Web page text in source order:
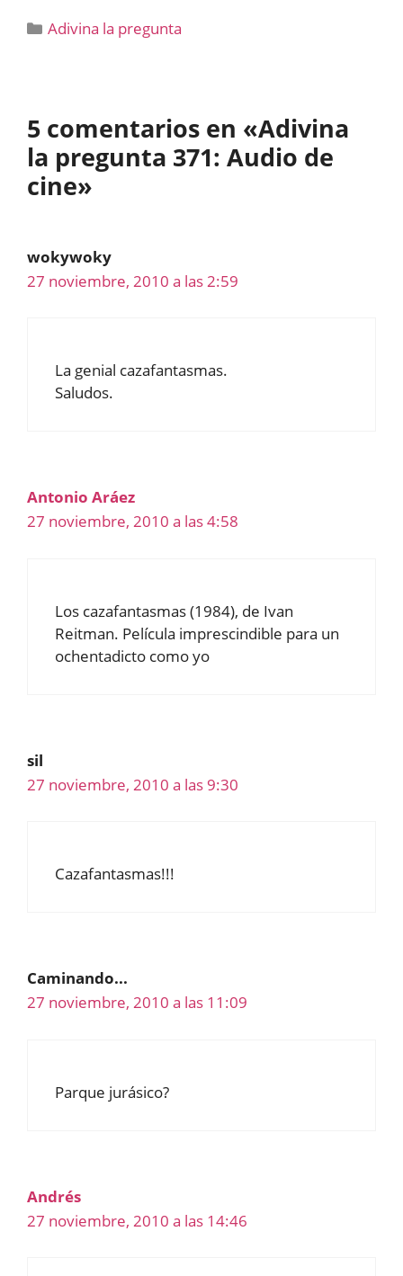
Categorías
Adivina la pregunta
5 comentarios en «Adivina
la pregunta 371: Audio de
cine»
wokywoky
27 noviembre, 2010 a las 2:59
La genial cazafantasmas.
Saludos.
Antonio Aráez
27 noviembre, 2010 a las 4:58
Los cazafantasmas (1984), de Ivan
Reitman. Película imprescindible para un
ochentadicto como yo
sil
27 noviembre, 2010 a las 9:30
Cazafantasmas!!!
Caminando...
27 noviembre, 2010 a las 11:09
Parque jurásico?
Andrés
27 noviembre, 2010 a las 14:46